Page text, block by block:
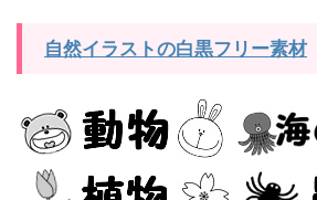
自然イラストの白黒フリー素材